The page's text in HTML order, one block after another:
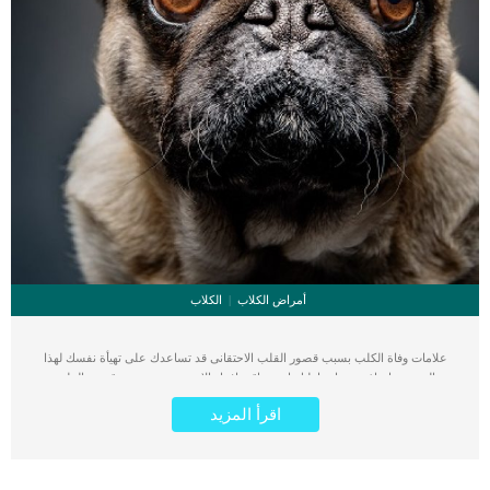
أمراض الكلاب الكلاب
علامات وفاة الكلب بسبب قصور القلب الاحتقانى قد تساعدك على تهيأة نفسك لهذا
الحدث, واتخاذ جميع احتياطتك انت وباقى افراد الاسرة. يعتبر مرض قصور القلب
الاحتقانى من اخطر الحالات المرضية التى يمكن ان يتعرض لها جميع الكائنات الحية بما فى
ذلك الكلاب والقطط. كما ان القلب يعتبر عضوا رئيسيا فى جسم الكلاب, واى قصور به
اقرأ المزيد